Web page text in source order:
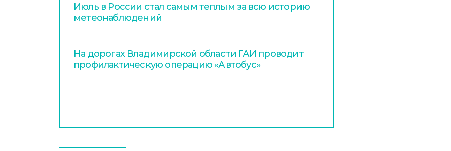
Июль в России стал самым теплым за всю историю
метеонаблюдений
На дорогах Владимирской области ГАИ проводит
профилактическую операцию «Автобус»